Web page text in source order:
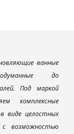
ванные
до
Под маркой
комплексные
виде целостных
с возможностью